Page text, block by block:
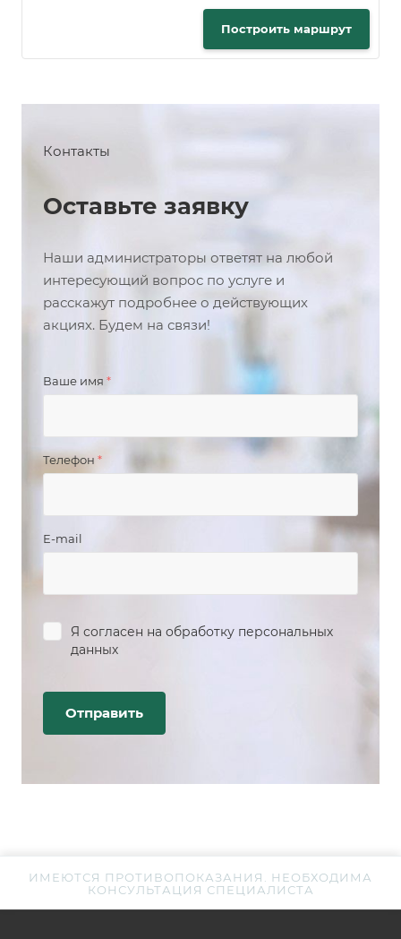
Построить маршрут
Контакты
Оставьте заявку
Наши администраторы ответят на любой
интересующий вопрос по услуге и
расскажут подробнее о действующих
акциях. Будем на связи!
Ваше имя *
Телефон *
E-mail
Я согласен на обработку персональных
данных
ИМЕЮТСЯ ПРОТИВОПОКАЗАНИЯ. НЕОБХОДИМА
КОНСУЛЬТАЦИЯ СПЕЦИАЛИСТА